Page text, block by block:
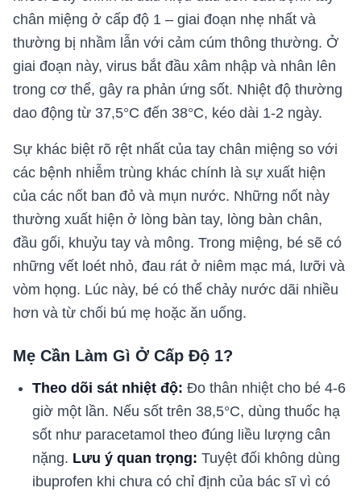
chân miệng ở cấp độ 1 – giai đoạn nhẹ nhất và
thường bị nhầm lẫn với cảm cúm thông thường. Ở
giai đoạn này, virus bắt đầu xâm nhập và nhân lên
trong cơ thể, gây ra phản ứng sốt. Nhiệt độ thường
dao động từ 37,5°C đến 38°C, kéo dài 1-2 ngày.
Sự khác biệt rõ rệt nhất của tay chân miệng so với
các bệnh nhiễm trùng khác chính là sự xuất hiện
của các nốt ban đỏ và mụn nước. Những nốt này
thường xuất hiện ở lòng bàn tay, lòng bàn chân,
đầu gối, khuỷu tay và mông. Trong miệng, bé sẽ có
những vết loét nhỏ, đau rát ở niêm mạc má, lưỡi và
vòm họng. Lúc này, bé có thể chảy nước dãi nhiều
hơn và từ chối bú mẹ hoặc ăn uống.
Mẹ Cần Làm Gì Ở Cấp Độ 1?
Theo dõi sát nhiệt độ: Đo thân nhiệt cho bé 4-6
giờ một lần. Nếu sốt trên 38,5°C, dùng thuốc hạ
sốt như paracetamol theo đúng liều lượng cân
nặng. Lưu ý quan trọng: Tuyệt đối không dùng
ibuprofen khi chưa có chỉ định của bác sĩ vì có